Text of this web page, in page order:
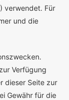
verwendet. Für
und die
Verfügung
dieser Seite zur
Gewähr für die